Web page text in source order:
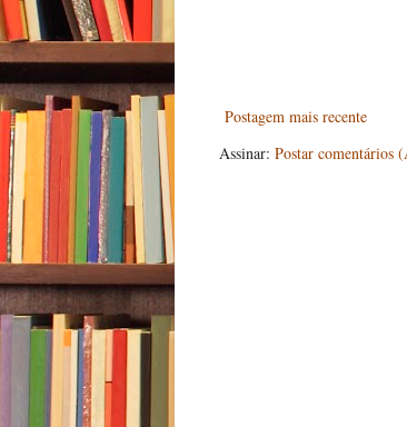
Postagem mais recente
Assinar: Postar comentários